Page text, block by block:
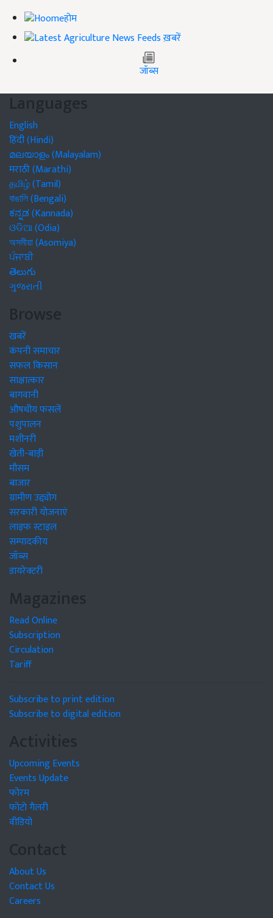
होम
ख़बरें
जॉब्स
Languages
English
हिंदी (Hindi)
മലയാളം (Malayalam)
मराठी (Marathi)
தமிழ் (Tamil)
বাঙালি (Bengali)
ಕನ್ನಡ (Kannada)
ଓଡିଆ (Odia)
অসমীয়া (Asomiya)
ਪੰਜਾਬੀ
తెలుగు
ગુજરાતી
Browse
खबरें
कंपनी समाचार
सफल किसान
साक्षात्कार
बागवानी
औषधीय फसलें
पशुपालन
मशीनरी
खेती-बाड़ी
मौसम
बाजार
ग्रामीण उद्द्योग
सरकारी योजनाएं
लाइफ स्टाइल
सम्पादकीय
जॉब्स
डायरेक्टरी
Magazines
Read Online
Subscription
Circulation
Tariff
Subscribe to print edition
Subscribe to digital edition
Activities
Upcoming Events
Events Update
फोरम
फोटो गैलरी
वीडियो
Contact
About Us
Contact Us
Careers